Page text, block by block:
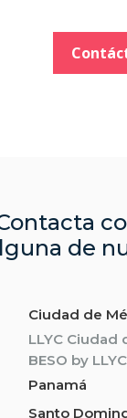
de
Ciudad de
LLYC Ciudad
BESO by LLYC
Panamá
Santo